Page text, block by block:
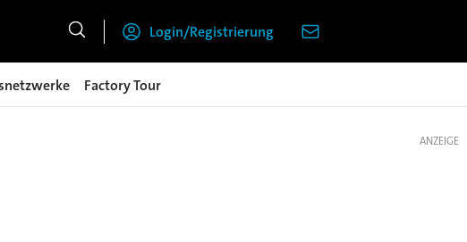
Login/Registrierung
Factory Tour
ANZEIGE